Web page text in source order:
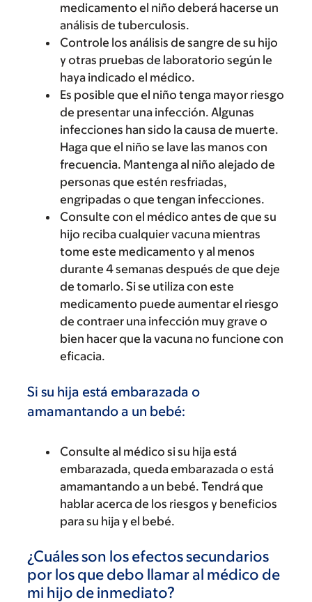
medicamento el niño deberá hacerse un
análisis de tuberculosis.
Controle los análisis de sangre de su hijo
y otras pruebas de laboratorio según le
haya indicado el médico.
Es posible que el niño tenga mayor riesgo
de presentar una infección. Algunas
infecciones han sido la causa de muerte.
Haga que el niño se lave las manos con
frecuencia. Mantenga al niño alejado de
personas que estén resfriadas,
engripadas o que tengan infecciones.
Consulte con el médico antes de que su
hijo reciba cualquier vacuna mientras
tome este medicamento y al menos
durante 4 semanas después de que deje
de tomarlo. Si se utiliza con este
medicamento puede aumentar el riesgo
de contraer una infección muy grave o
bien hacer que la vacuna no funcione con
eficacia.
Si su hija está embarazada o
amamantando a un bebé:
Consulte al médico si su hija está
embarazada, queda embarazada o está
amamantando a un bebé. Tendrá que
hablar acerca de los riesgos y beneficios
para su hija y el bebé.
¿Cuáles son los efectos secundarios
por los que debo llamar al médico de
mi hijo de inmediato?